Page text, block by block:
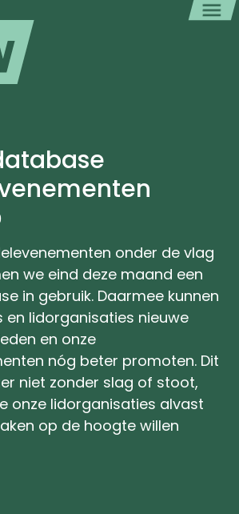
onder de vlag
we eind deze maand een
in gebruik. Daarmee kunnen
en lidorganisaties nieuwe
en onze
nóg beter promoten. Dit
niet zonder slag of stoot,
onze lidorganisaties alvast
op de hoogte willen